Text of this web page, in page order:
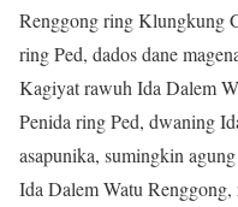
Renggong ring Klungkung
ring Ped, dados dane
Kagiyat rawuh Ida Dalem
Penida ring Ped, dwaning
asapunika, sumingkin
Ida Dalem Watu